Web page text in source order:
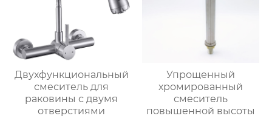
Двухфункциональный
смеситель для
раковины с двумя
отверстиями
Упрощенный
хромированный
смеситель
повышенной высоты